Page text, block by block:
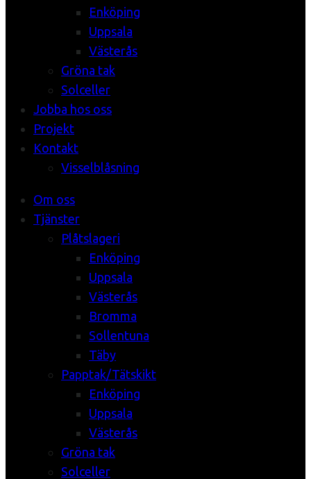
Enköping
Uppsala
Västerås
Gröna tak
Solceller
Jobba hos oss
Projekt
Kontakt
Visselblåsning
Om oss
Tjänster
Plåtslageri
Enköping
Uppsala
Västerås
Bromma
Sollentuna
Täby
Papptak/Tätskikt
Enköping
Uppsala
Västerås
Gröna tak
Solceller